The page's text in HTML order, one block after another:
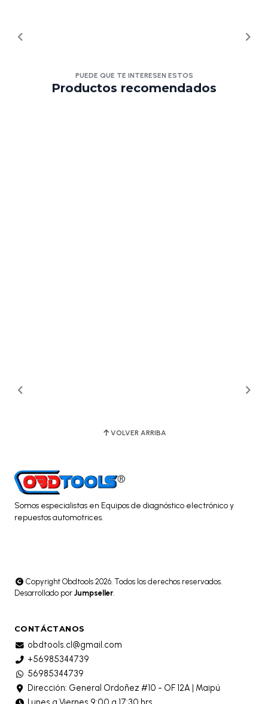
PUEDE QUE TE INTERESEN ESTOS
Productos recomendados
VOLVER ARRIBA
Somos especialistas en Equipos de diagnóstico electrónico y
repuestos automotrices.
Copyright Obdtools 2026. Todos los derechos reservados.
Desarrollado por Jumpseller.
CONTÁCTANOS
obdtools.cl@gmail.com
+56985344739
56985344739
Dirección: General Ordoñez #10 - OF 12A | Maipú